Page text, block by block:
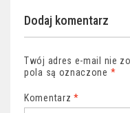
Dodaj komentarz
Twój adres e-mail nie
pola są oznaczone *
Komentarz *